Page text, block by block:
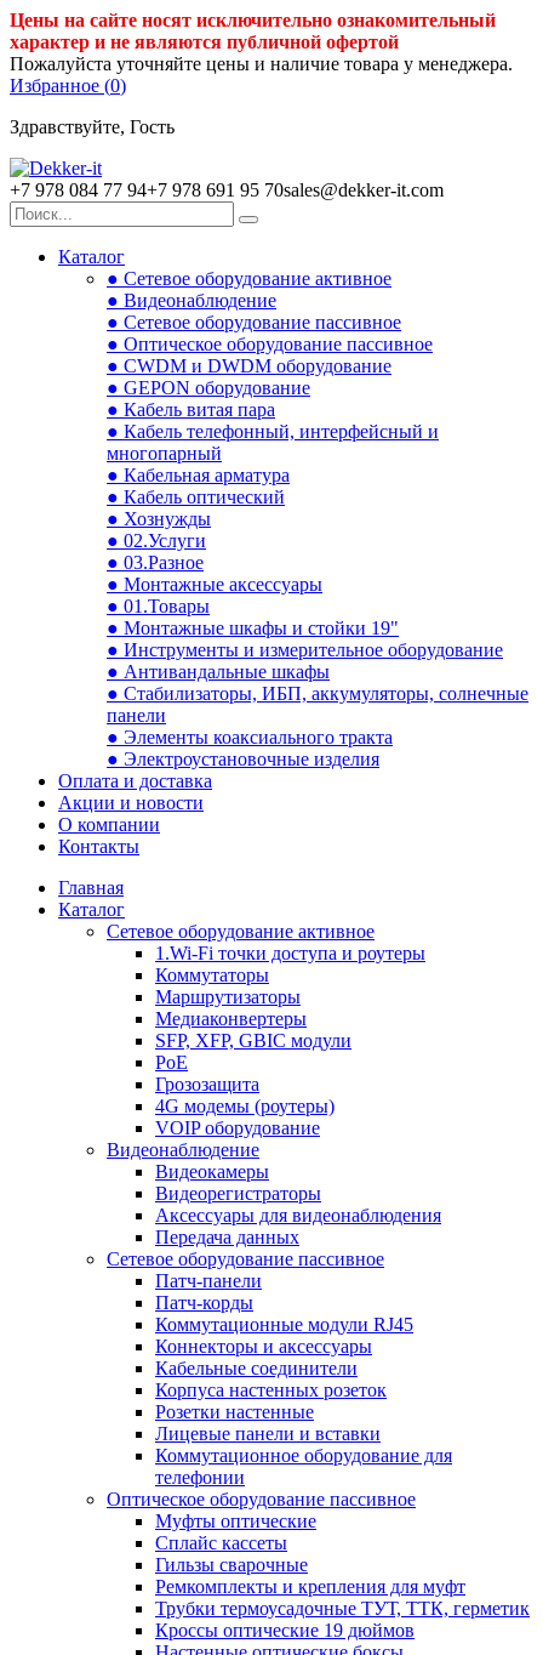
Цены на сайте носят исключительно ознакомительный
характер и не являются публичной офертой
Пожалуйста уточняйте цены и наличие товара у менеджера.
Избранное (0)
Здравствуйте, Гость
+7 978 084 77 94+7 978 691 95 70sales@dekker-it.com
Каталог
● Сетевое оборудование активное
● Видеонаблюдение
● Сетевое оборудование пассивное
● Оптическое оборудование пассивное
● CWDM и DWDM оборудование
● GEPON оборудование
● Кабель витая пара
● Кабель телефонный, интерфейсный и
многопарный
● Кабельная арматура
● Кабель оптический
● Хознужды
● 02.Услуги
● 03.Разное
● Монтажные аксессуары
● 01.Товары
● Монтажные шкафы и стойки 19"
● Инструменты и измерительное оборудование
● Антивандальные шкафы
● Стабилизаторы, ИБП, аккумуляторы, солнечные
панели
● Элементы коаксиального тракта
● Электроустановочные изделия
Оплата и доставка
Акции и новости
О компании
Контакты
Главная
Каталог
Сетевое оборудование активное
1.Wi-Fi точки доступа и роутеры
Коммутаторы
Маршрутизаторы
Медиаконвертеры
SFP, XFP, GBIC модули
PoE
Грозозащита
4G модемы (роутеры)
VOIP оборудование
Видеонаблюдение
Видеокамеры
Видеорегистраторы
Аксессуары для видеонаблюдения
Передача данных
Сетевое оборудование пассивное
Патч-панели
Патч-корды
Коммутационные модули RJ45
Коннекторы и аксессуары
Кабельные соединители
Корпуса настенных розеток
Розетки настенные
Лицевые панели и вставки
Коммутационное оборудование для
телефонии
Оптическое оборудование пассивное
Муфты оптические
Сплайс кассеты
Гильзы сварочные
Ремкомплекты и крепления для муфт
Трубки термоусадочные ТУТ, ТТК, герметик
Кроссы оптические 19 дюймов